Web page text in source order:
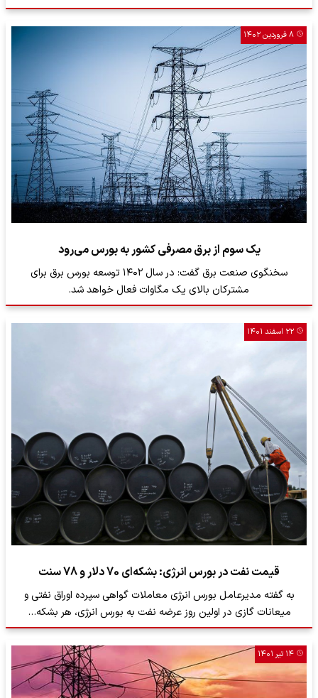
۸ فروردین ۱۴۰۲
یک سوم از برق مصرفی کشور به بورس می‌رود
سخنگوی صنعت برق گفت: در سال ۱۴۰۲ توسعه بورس برق برای
مشترکان بالای یک مگاوات فعال خواهد شد.
۲۲ اسفند ۱۴۰۱
قیمت نفت در بورس انرژی: بشکه‌ای 70 دلار و 78 سنت
به گفته مدیرعامل بورس انرژی معاملات گواهی سپرده اوراق نفتی و
میعانات گازی در اولین روز عرضه نفت به بورس انرژی، هر بشکه…
۱۴ تیر ۱۴۰۱